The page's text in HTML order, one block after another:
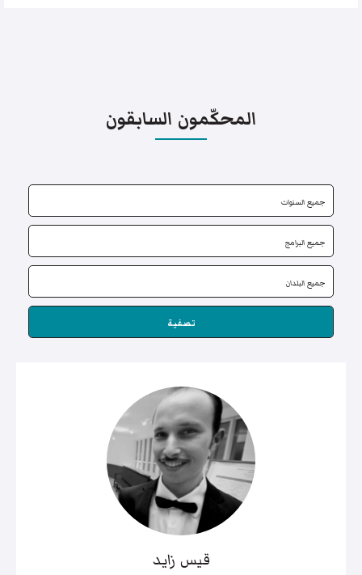
المحكّمون السابقون
تصفية
قيس زايد